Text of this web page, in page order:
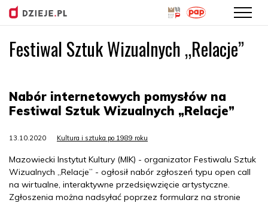
Przejdź
do
Festiwal Sztuk Wizualnych „Relacje”
Nabór internetowych pomysłów na
Festiwal Sztuk Wizualnych „Relacje”
13.10.2020 Kultura i sztuka po 1989 roku
Mazowiecki Instytut Kultury (MIK) - organizator Festiwalu Sztuk
Wizualnych „Relacje” - ogłosił nabór zgłoszeń typu open call
na wirtualne, interaktywne przedsięwzięcie artystyczne.
Zgłoszenia można nadsyłać poprzez formularz na stronie